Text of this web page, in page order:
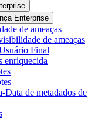
Enterprise
de ameaças
de ameaças
Final
enriquecida
Data de metadados de